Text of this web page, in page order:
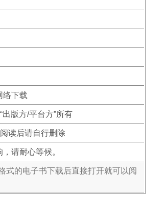
络下载
版方/平台方”所有
读后请自行删除
请耐心等候。
式的电子书下载后直接打开就可以阅